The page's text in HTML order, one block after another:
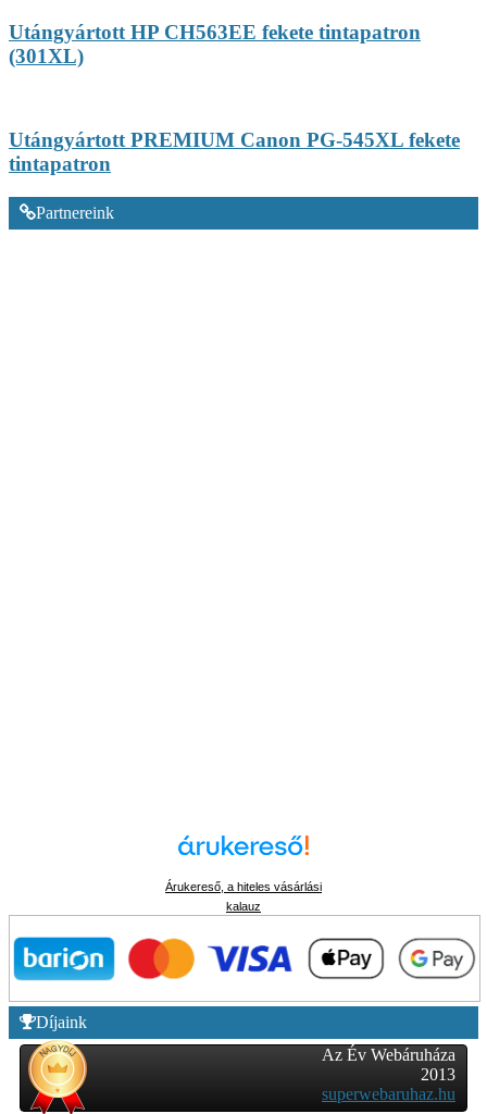
Utángyártott HP CH563EE fekete tintapatron
(301XL)
Utángyártott PREMIUM Canon PG-545XL fekete
tintapatron
Partnereink
Árukereső, a hiteles vásárlási
kalauz
Díjaink
Az Év Webáruháza
2013
superwebaruhaz.hu